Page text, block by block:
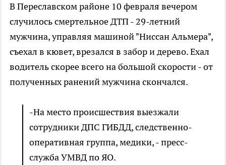
В Переславском районе 10 февраля вечером
случилось смертельное ДТП - 29-летний
мужчина, управляя машиной "Ниссан Альмера",
съехал в кювет, врезался в забор и дерево. Ехал
водитель скорее всего на большой скорости - от
полученных ранений мужчина скончался.
-На место происшествия выезжали
сотрудники ДПС ГИБДД, следственно-
оперативная группа, медики, - пресс-
служба УМВД по ЯО.